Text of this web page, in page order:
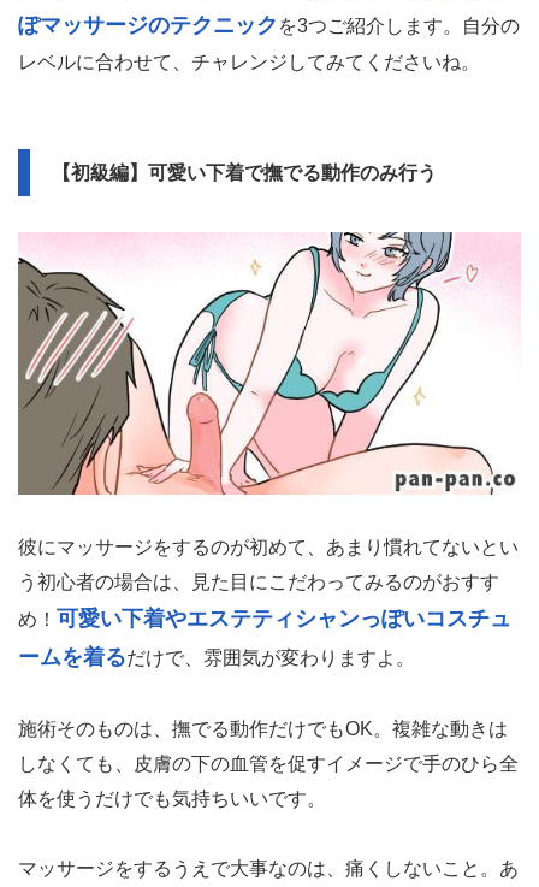
ぽマッサージのテクニック を3つご紹介します。自分の
レベルに合わせて、チャレンジしてみてくださいね。
【初級編】可愛い下着で撫でる動作のみ行う
彼にマッサージをするのが初めて、あまり慣れてないとい
う初心者の場合は、見た目にこだわってみるのがおすす
め！ 可愛い下着やエステティシャンっぽいコスチュ
ームを着るだけで、雰囲気が変わりますよ。
施術そのものは、撫でる動作だけでもOK。複雑な動きは
しなくても、皮膚の下の血管を促すイメージで手のひら全
体を使うだけでも気持ちいいです。
マッサージをするうえで大事なのは、痛くしないこと。あ